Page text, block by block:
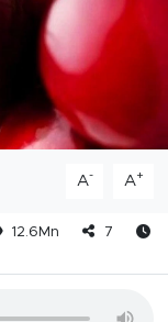
A- A+
12.6Mn
7